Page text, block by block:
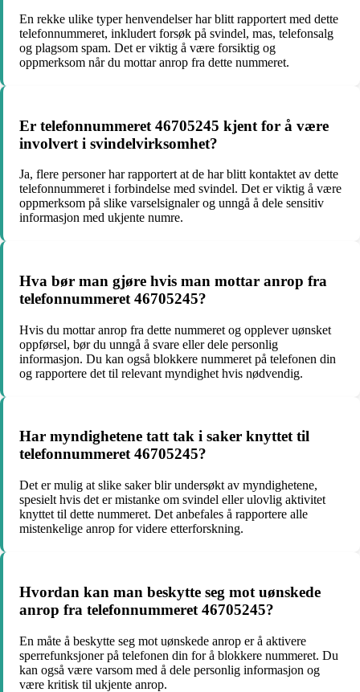
En rekke ulike typer henvendelser har blitt rapportert med dette
telefonnummeret, inkludert forsøk på svindel, mas, telefonsalg
og plagsom spam. Det er viktig å være forsiktig og
oppmerksom når du mottar anrop fra dette nummeret.
Er telefonnummeret 46705245 kjent for å være
involvert i svindelvirksomhet?
Ja, flere personer har rapportert at de har blitt kontaktet av dette
telefonnummeret i forbindelse med svindel. Det er viktig å være
oppmerksom på slike varselsignaler og unngå å dele sensitiv
informasjon med ukjente numre.
Hva bør man gjøre hvis man mottar anrop fra
telefonnummeret 46705245?
Hvis du mottar anrop fra dette nummeret og opplever uønsket
oppførsel, bør du unngå å svare eller dele personlig
informasjon. Du kan også blokkere nummeret på telefonen din
og rapportere det til relevant myndighet hvis nødvendig.
Har myndighetene tatt tak i saker knyttet til
telefonnummeret 46705245?
Det er mulig at slike saker blir undersøkt av myndighetene,
spesielt hvis det er mistanke om svindel eller ulovlig aktivitet
knyttet til dette nummeret. Det anbefales å rapportere alle
mistenkelige anrop for videre etterforskning.
Hvordan kan man beskytte seg mot uønskede
anrop fra telefonnummeret 46705245?
En måte å beskytte seg mot uønskede anrop er å aktivere
sperrefunksjoner på telefonen din for å blokkere nummeret. Du
kan også være varsom med å dele personlig informasjon og
være kritisk til ukjente anrop.